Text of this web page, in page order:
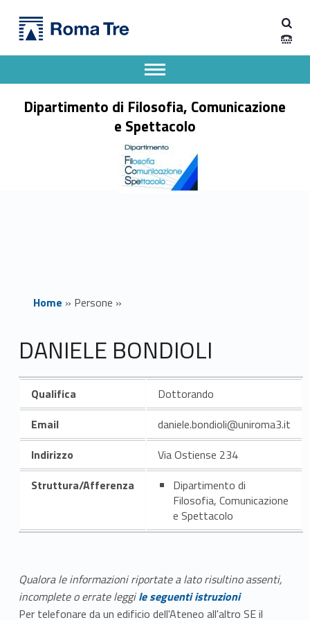
DANIELE BONDIOLI insegnamenti - Dipartimento di Filosofia, Comunicazione e Spettacolo
Dipartimento di Filosofia, Comunicazione
e Spettacolo
Apri il menu secondario
Header info sidebar
Home » Persone »
DANIELE BONDIOLI
Qualifica
Dottorando
Email
daniele.bondioli@uniroma3.it
Indirizzo
Via Ostiense 234
Struttura/Afferenza
Dipartimento di
Filosofia, Comunicazione
e Spettacolo
Qualora le informazioni riportate a lato risultino assenti,
incomplete o errate leggile seguenti istruzioni
Per telefonare da un edificio dell'Ateneo all'altro SE il